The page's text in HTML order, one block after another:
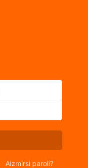
Aizmirsi paroli?